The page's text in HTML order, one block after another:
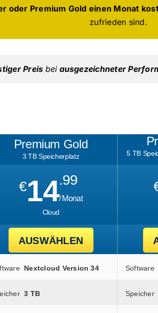
oder Premium Gold einen Monat
zufrieden sind.
Preis bei ausgezeichneter
Premium Gold
3 TB Speicherplatz
€14.99
/ Monat
Cloud
AUSWÄHLEN
Nextcloud Version 34
3 TB
5 TB
Software
Speicher